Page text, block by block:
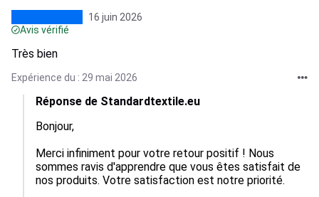
16 juin 2026
Avis vérifié
Très bien
Expérience du : 29 mai 2026
Réponse de Standardtextile.eu
Bonjour,
Merci infiniment pour votre retour positif ! Nous
sommes ravis d'apprendre que vous êtes satisfait de
nos produits. Votre satisfaction est notre priorité.